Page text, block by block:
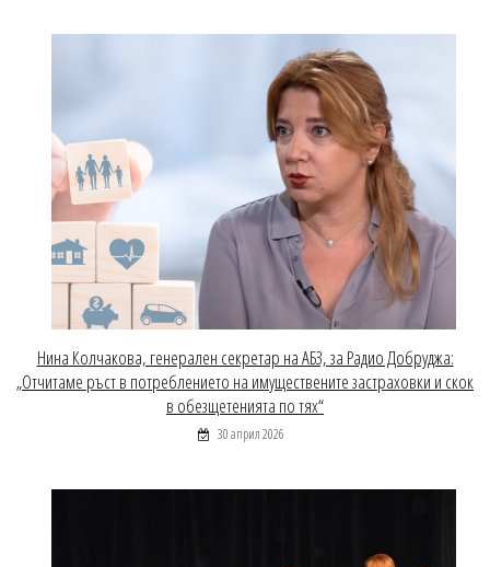
Нина Колчакова, генерален секретар на АБЗ, за Радио Добруджа:
„Отчитаме ръст в потреблението на имуществените застраховки и скок
в обезщетенията по тях“
30 април 2026